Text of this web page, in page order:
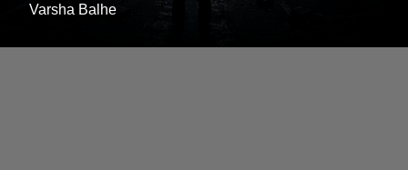
Varsha Balhe